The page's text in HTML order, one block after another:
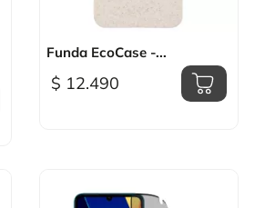
Vista rápida
Funda EcoCase -...
$ 12.490